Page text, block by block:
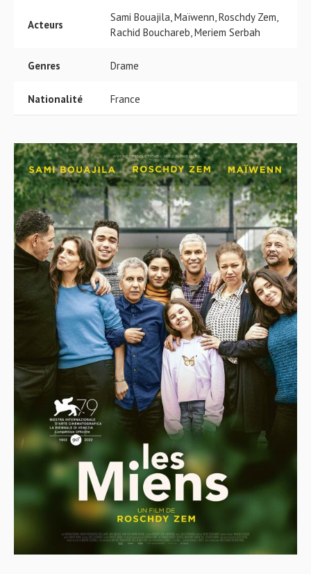
Acteurs
Sami Bouajila, Maïwenn, Roschdy Zem,
Rachid Bouchareb, Meriem Serbah
Genres Drame
Nationalité France